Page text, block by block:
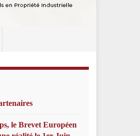
le Brevet Européen